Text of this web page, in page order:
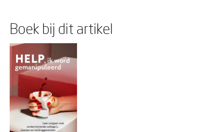
Boek bij dit artikel